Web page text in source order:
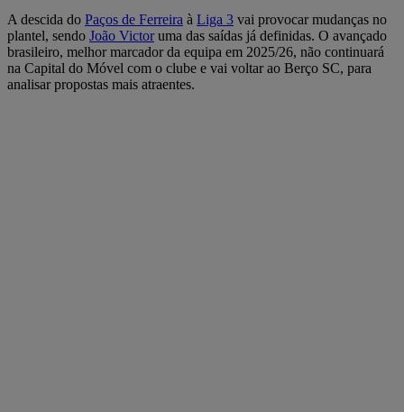
A descida do Paços de Ferreira à Liga 3 vai provocar mudanças no
plantel, sendo João Victoruma das saídas já definidas. O avançado
brasileiro, melhor marcador da equipa em 2025/26, não continuará
na Capital do Móvel com o clube e vai voltar ao Berço SC, para
analisar propostas mais atraentes.